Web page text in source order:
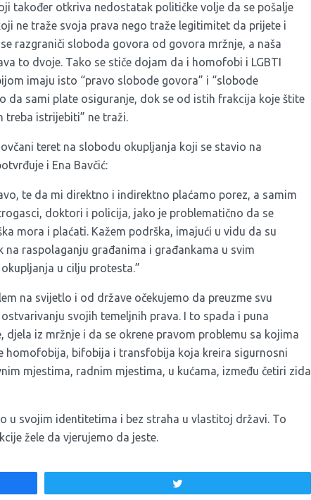
također otkriva nedostatak političke volje da se pošalje
ne traže svoja prava nego traže legitimitet da prijete i
razgraniči sloboda govora od govora mržnje, a naša
to dvoje. Tako se stiče dojam da i homofobi i LGBTI
imaju isto “pravo slobode govora” i “slobode
da sami plate osiguranje, dok se od istih frakcija koje štite
treba istrijebiti” ne traži.
teret na slobodu okupljanja koji se stavio na
i Ena Bavčić:
te da mi direktno i indirektno plaćamo porez, a samim
doktori i policija, jako je problematično da se
mora i plaćati. Kažem podrška, imajući u vidu da su
raspolaganju građanima i građankama u svim
u cilju protesta.”
na svijetlo i od države očekujemo da preuzme svu
svojih temeljnih prava. I to spada i puna
iz mržnje i da se okrene pravom problemu sa kojima
homofobija, bifobija i transfobija koja kreira sigurnosni
mjestima, radnim mjestima, u kućama, između četiri zida
u svojim identitetima i bez straha u vlastitoj državi. To
žele da vjerujemo da jeste.